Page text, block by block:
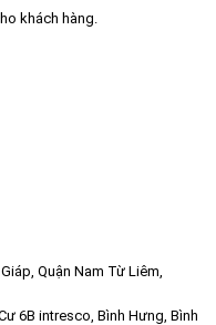
khách hàng.
Quận Nam Từ Liêm,
6B intresco, Bình Hưng, Bình